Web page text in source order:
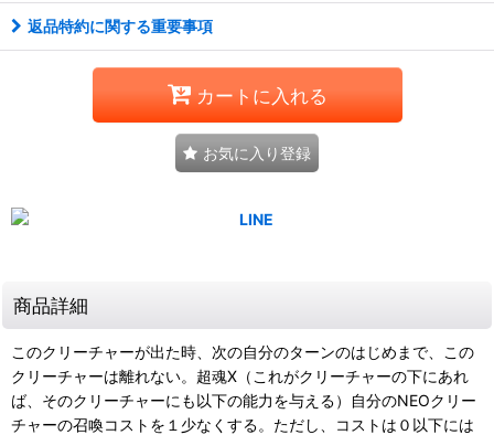
返品特約に関する重要事項
カートに入れる
お気に入り登録
商品詳細
このクリーチャーが出た時、次の自分のターンのはじめまで、この
クリーチャーは離れない。超魂X（これがクリーチャーの下にあれ
ば、そのクリーチャーにも以下の能力を与える）自分のNEOクリー
チャーの召喚コストを１少なくする。ただし、コストは０以下には